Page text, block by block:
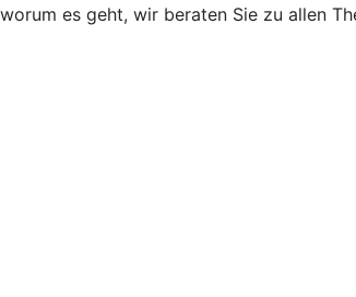
worum es geht, wir beraten Sie zu allen